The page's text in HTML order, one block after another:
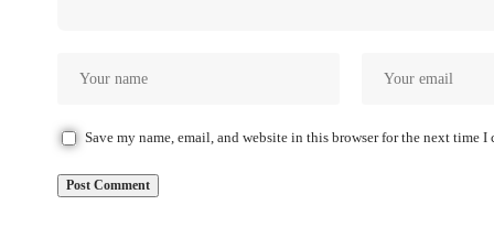
Save my name, email, and website in this browser for the next time I